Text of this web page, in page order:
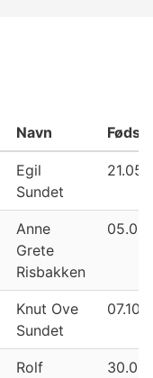
Navn
Egil
Sundet
Anne
Grete
Risbakken
Knut Ove
Sundet
Rolf